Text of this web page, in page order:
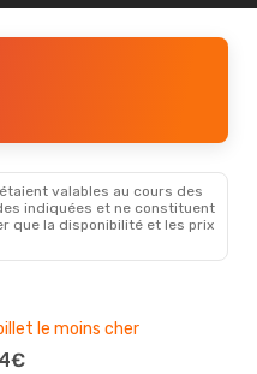
valables au cours des
indiquées et ne constituent
que la disponibilité et les prix
le moins cher